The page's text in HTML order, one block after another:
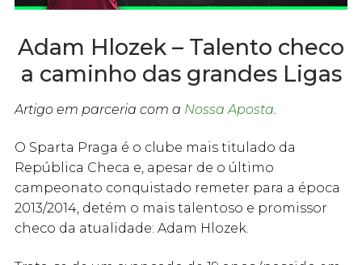
Adam Hlozek – Talento checo
a caminho das grandes Ligas
Artigo em parceria com a Nossa Aposta
O Sparta Praga é o clube mais titulado da
República Checa e, apesar de o último
campeonato conquistado remeter para a época
2013/2014, detém o mais talentoso e promissor
checo da atualidade: Adam Hlozek.